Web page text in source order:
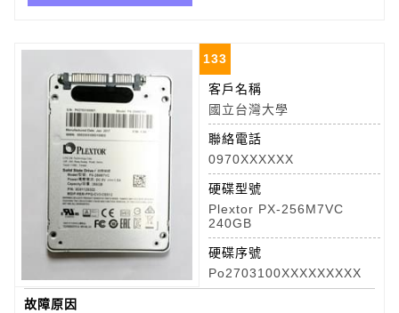
133
客戶名稱
國立台灣大學
聯絡電話
0970XXXXXX
硬碟型號
Plextor PX-256M7VC
240GB
硬碟序號
Po2703100XXXXXXXXX
故障原因